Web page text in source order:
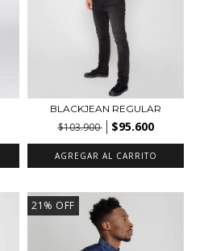
BLACKJEAN REGULAR
$103.900 $95.600
AGREGAR AL CARRITO
21 % OFF